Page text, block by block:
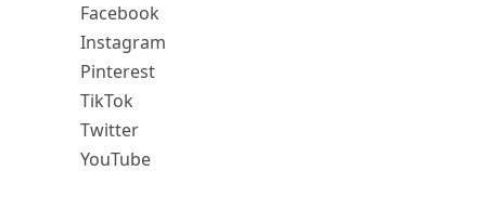
Facebook
Instagram
Pinterest
TikTok
Twitter
YouTube